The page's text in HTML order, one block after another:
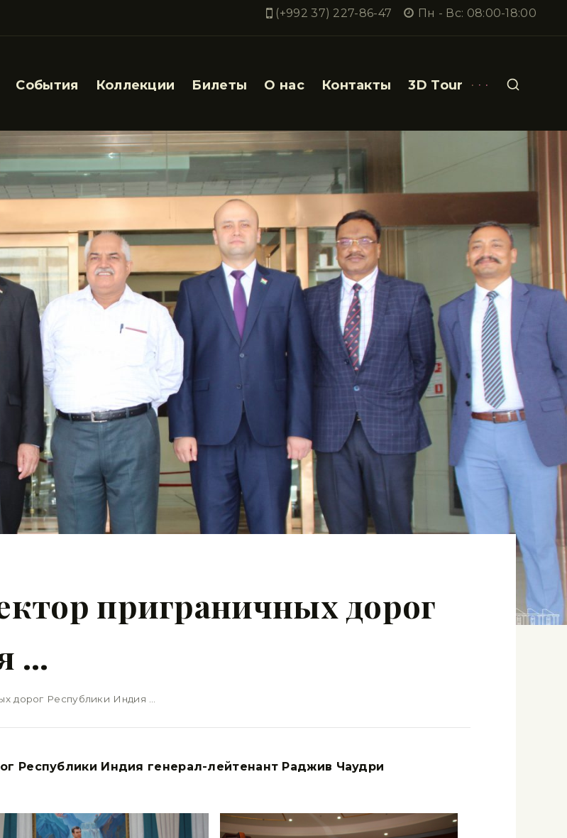
(+992 37) 227-86-47 Пн - Вс: 08:00-18:00
События Коллекции Билеты О нас Контакты 3D Tour
приграничных дорог
…
дорог Республики Индия …
Республики Индия генерал-лейтенант Раджив Чаудри